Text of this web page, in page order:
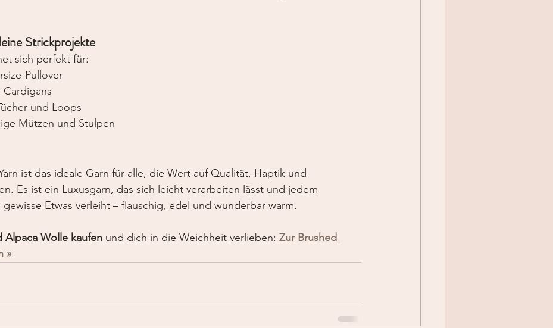
Strickprojekte
sich perfekt für:
Pullover
Cardigans
und Loops
Mützen und Stulpen
ist das ideale Garn für alle, die Wert auf Qualität, Haptik und
Es ist ein Luxusgarn, das sich leicht verarbeiten lässt und jedem
Etwas verleiht – flauschig, edel und wunderbar warm.
Alpaca Wolle kaufen und dich in die Weichheit verlieben: Zur Brushed
»